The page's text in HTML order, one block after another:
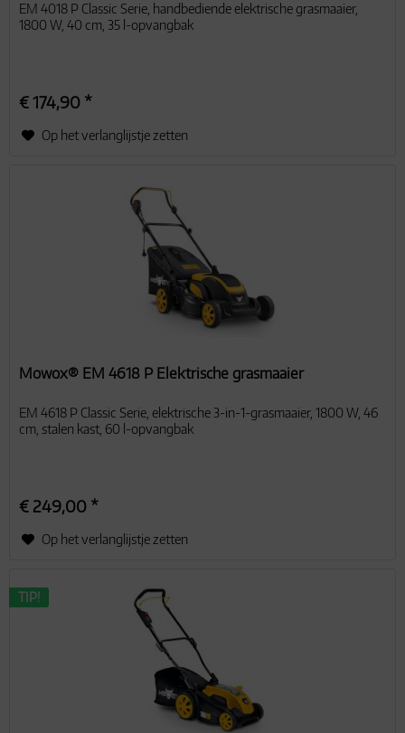
EM 4018 P Classic Serie, handbediende elektrische grasmaaier,
1800 W, 40 cm, 35 l-opvangbak
€ 174,90 *
Op het verlanglijstje zetten
Mowox® EM 4618 P Elektrische grasmaaier
EM 4618 P Classic Serie, elektrische 3-in-1-grasmaaier, 1800 W, 46
cm, stalen kast, 60 l-opvangbak
€ 249,00 *
Op het verlanglijstje zetten
TIP!